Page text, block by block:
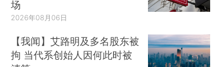
场
2026年08月06日
【我闻】艾路明及多名股东被
拘 当代系创始人因何此时被